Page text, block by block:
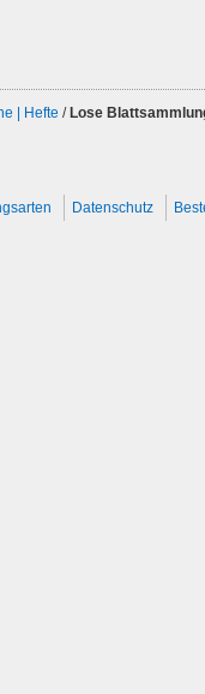
| Hefte /Lose
Datenschutz